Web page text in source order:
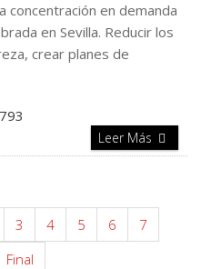
concentración en demanda
en Sevilla. Reducir los
crear planes de
Leer Más
3 4 5 6
7
Final